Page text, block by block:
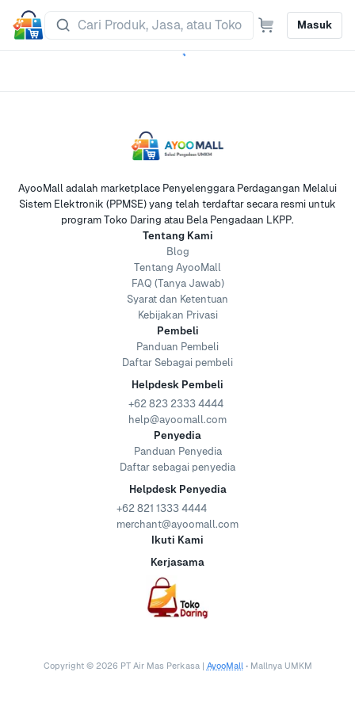
Masuk
AyooMall adalah marketplace Penyelenggara Perdagangan Melalui
Sistem Elektronik (PPMSE) yang telah terdaftar secara resmi untuk
program Toko Daring atau Bela Pengadaan LKPP.
Tentang Kami
Blog
Tentang AyooMall
FAQ (Tanya Jawab)
Syarat dan Ketentuan
Kebijakan Privasi
Pembeli
Panduan Pembeli
Daftar Sebagai pembeli
Helpdesk Pembeli
+62 823 2333 4444
help@ayoomall.com
Penyedia
Panduan Penyedia
Daftar sebagai penyedia
Helpdesk Penyedia
+62 821 1333 4444
merchant@ayoomall.com
Ikuti Kami
Kerjasama
Copyright © 2026 PT Air Mas Perkasa | AyooMall • Mallnya UMKM